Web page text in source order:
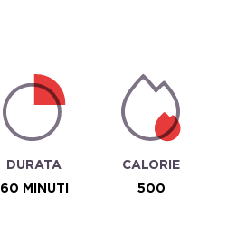
DURATA
60 MINUTI
CALORIE
500